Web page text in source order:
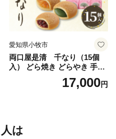
愛知県小牧市
両口屋是清 千なり（15個
入） どら焼き どらやき 手土
産 お土産 土産 丹波大納言小
豆 抹茶 林檎 りんご 慶事 お
17,000円
は